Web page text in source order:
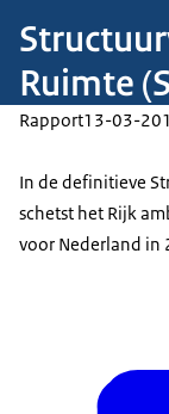
Ruimte
Rapport13-03-
In de definitieve
schetst het Rijk
voor Nederland in